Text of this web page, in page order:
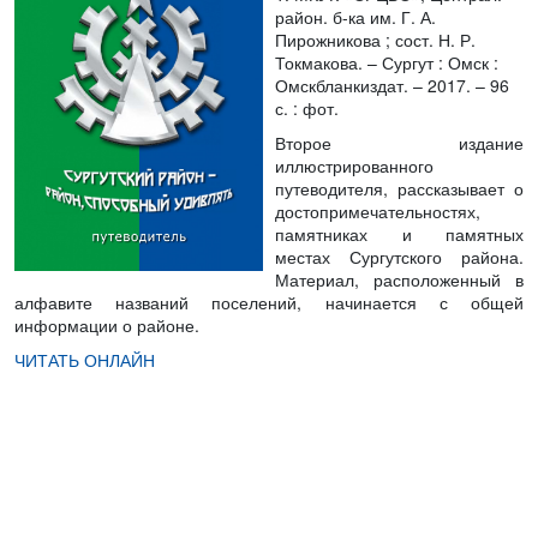
район. б-ка им. Г. А.
Пирожникова ; сост. Н. Р.
Токмакова. – Сургут : Омск :
Омскбланкиздат. – 2017. – 96
с. : фот.
Второе издание
иллюстрированного
путеводителя, рассказывает о
достопримечательностях,
памятниках и памятных
местах Сургутского района.
Материал, расположенный в
алфавите названий поселений, начинается с общей
информации о районе.
ЧИТАТЬ ОНЛАЙН